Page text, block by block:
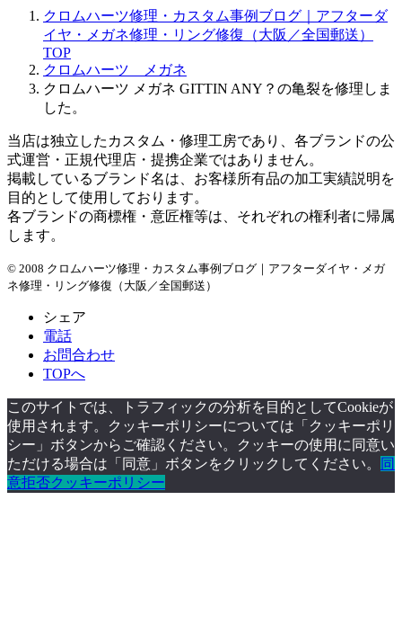
クロムハーツ修理・カスタム事例ブログ｜アフターダ
イヤ・メガネ修理・リング修復（大阪／全国郵送）
TOP
クロムハーツ メガネ
クロムハーツ メガネ GITTIN ANY？の亀裂を修理しま
した。
当店は独立したカスタム・修理工房であり、各ブランドの公
式運営・正規代理店・提携企業ではありません。
掲載しているブランド名は、お客様所有品の加工実績説明を
目的として使用しております。
各ブランドの商標権・意匠権等は、それぞれの権利者に帰属
します。
© 2008 クロムハーツ修理・カスタム事例ブログ｜アフターダイヤ・メガ
ネ修理・リング修復（大阪／全国郵送）
シェア
電話
お問合わせ
TOPへ
このサイトでは、トラフィックの分析を目的としてCookieが
使用されます。クッキーポリシーについては「クッキーポリ
シー」ボタンからご確認ください。クッキーの使用に同意い
ただける場合は「同意」ボタンをクリックしてください。
同
意拒否クッキーポリシー